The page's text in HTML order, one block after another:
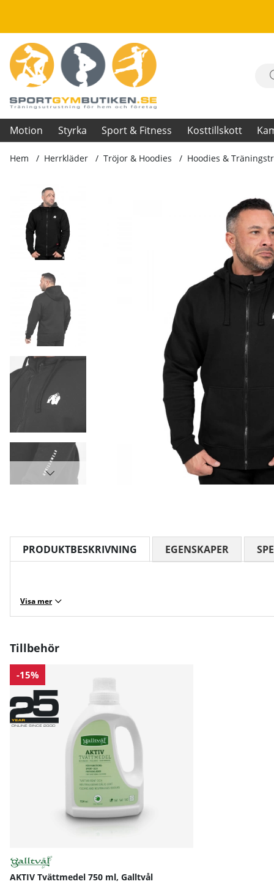
Motion Styrka Sport & Fitness Kosttillskott
Hem Herrkläder Tröjor & Hoodies Hoodies &
Produktbilder Leon Zipped Hoodie, black
PRODUKTBESKRIVNING
Visa mer
EGENSKAPER
Tillbehör
-15%
AKTIV Tvättmedel 750 ml, Galltvål